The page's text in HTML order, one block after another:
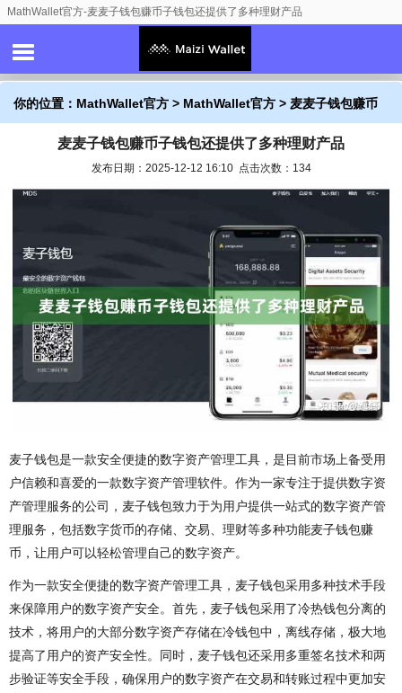
MathWallet官方-麦麦子钱包赚币子钱包还提供了多种理财产品
你的位置： MathWallet官方 > MathWallet官方 > 麦麦子钱包赚币
子钱包还提供了多种理财产品
麦麦子钱包赚币子钱包还提供了多种理财产品
发布日期：2025-12-12 16:10 点击次数：134
麦子钱包是一款安全便捷的数字资产管理工具，是目前市场上备受用
户信赖和喜爱的一款数字资产管理软件。作为一家专注于提供数字资
产管理服务的公司，麦子钱包致力于为用户提供一站式的数字资产管
理服务，包括数字货币的存储、交易、理财等多种功能麦子钱包赚
币，让用户可以轻松管理自己的数字资产。
作为一款安全便捷的数字资产管理工具，麦子钱包采用多种技术手段
来保障用户的数字资产安全。首先，麦子钱包采用了冷热钱包分离的
技术，将用户的大部分数字资产存储在冷钱包中，离线存储，极大地
提高了用户的资产安全性。同时，麦子钱包还采用多重签名技术和两
步验证等安全手段，确保用户的数字资产在交易和转账过程中更加安